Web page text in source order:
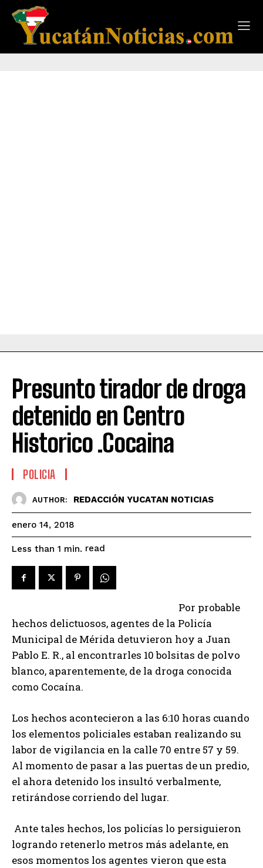
Presunto tirador de droga
detenido en Centro
Historico .Cocaina
POLICIA
AUTHOR: REDACCIÓN YUCATAN NOTICIAS
enero 14, 2018
Less than 1 min. read
Por probable
hechos delictuosos, agentes de la Policía
Municipal de Mérida detuvieron hoy a Juan
Pablo E. R., al encontrarles 10 bolsitas de polvo
blanco, aparentemente, de la droga conocida
como Cocaína.
Los hechos acontecieron a las 6:10 horas cuando
los elementos policiales estaban realizando su
labor de vigilancia en la calle 70 entre 57 y 59.
Al momento de pasar a las puertas de un predio,
el ahora detenido los insultó verbalmente,
retirándose corriendo del lugar.
Ante tales hechos, los policías lo persiguieron
logrando retenerlo metros más adelante, en
esos momentos los agentes vieron que esta